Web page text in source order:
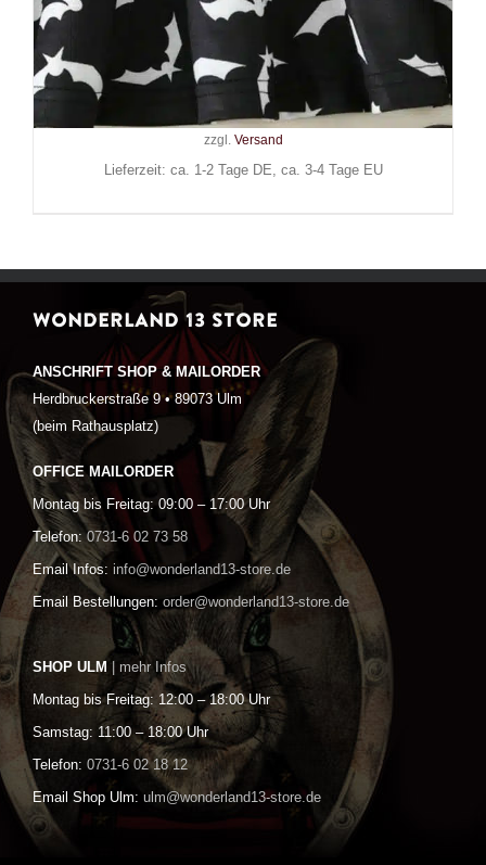
Mad Moonshine Kleid Army of
Bats
29,90€
Inkl. MwSt.
zzgl. Versand
Lieferzeit: ca. 1-2 Tage DE, ca. 3-4 Tage EU
WONDERLAND 13 STORE
ANSCHRIFT SHOP & MAILORDER
Herdbruckerstraße 9 • 89073 Ulm
(beim Rathausplatz)
OFFICE MAILORDER
Montag bis Freitag: 09:00 – 17:00 Uhr
Telefon: 0731-6 02 73 58
Email Infos: info@wonderland13-store.de
Email Bestellungen: order@wonderland13-store.de
SHOP ULM | mehr Infos
Montag bis Freitag: 12:00 – 18:00 Uhr
Samstag: 11:00 – 18:00 Uhr
Telefon: 0731-6 02 18 12
Email Shop Ulm: ulm@wonderland13-store.de